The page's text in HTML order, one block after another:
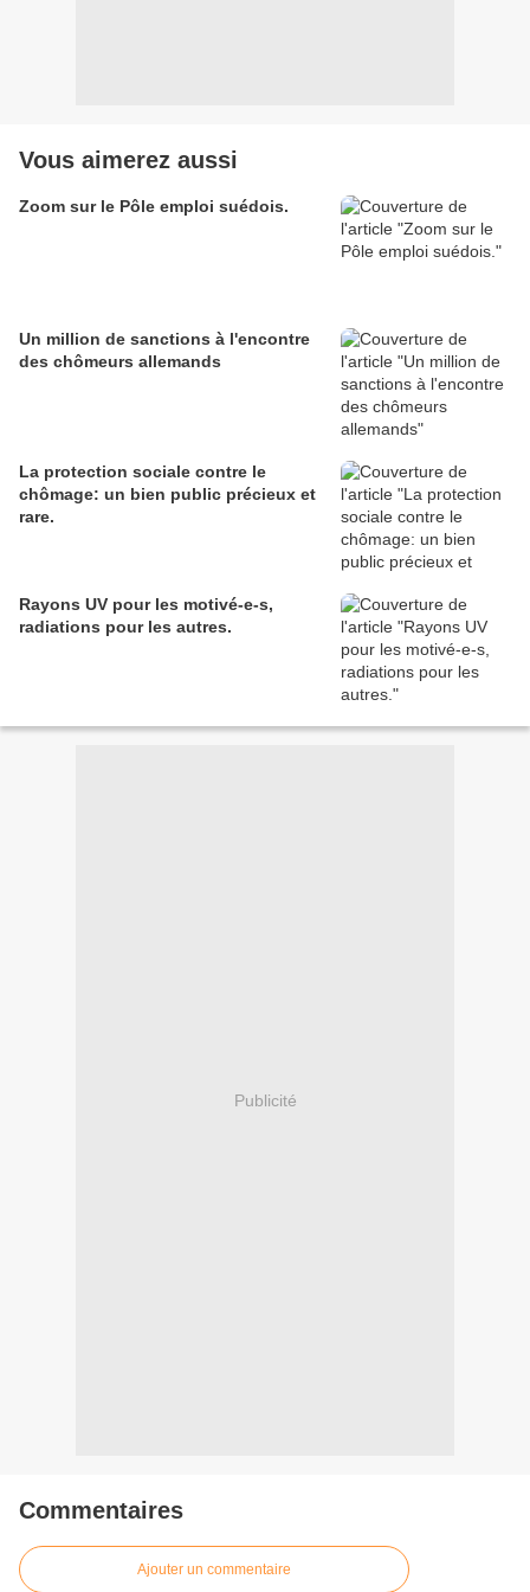
Vous aimerez aussi
Zoom sur le Pôle emploi suédois.
Un million de sanctions à l'encontre
des chômeurs allemands
La protection sociale contre le
chômage: un bien public précieux et
rare.
Rayons UV pour les motivé-e-s,
radiations pour les autres.
Publicité
Commentaires
Ajouter un commentaire